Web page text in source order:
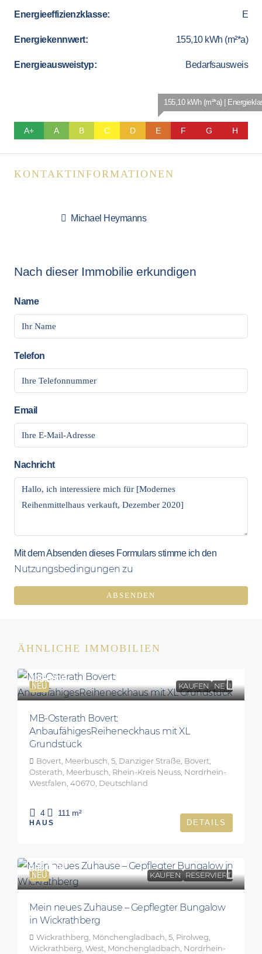
Energieeffizienzklasse: E
Energiekennwert: 155,10 kWh (m²*a)
Energieausweistyp: Bedarfsausweis
A+ A B C D
155,10 kWh (m²*a) |
E F G H
KONTAKTINFORMATIONEN
Michael Heymanns
Nach dieser Immobilie erkundigen
Name
Telefon
Email
Nachricht
Mit dem Absenden dieses Formulars stimme ich den
Nutzungsbedingungen zu
ABSENDEN
ÄHNLICHE IMMOBILIEN
NEU KAUFEN NEU
499.000€
MB-Osterath Bovert:
AnbaufähigesReiheneckhaus mit XL
Grundstück
Bovert, Meerbusch, 5, Danziger Straße, Bovert,
Osterath, Meerbusch, Rhein-Kreis Neuss, Nordrhein-
Westfalen, 40670, Deutschland
4 111 m²
HAUS DETAILS
NEU KAUFEN RESERVIERT
385.000€
Mein neues Zuhause – Gepflegter Bungalow
in Wickrathberg
Wickrathberg, Mönchengladbach, 5, Pirolweg,
Wickrathberg, West, Mönchengladbach, Nordrhein-